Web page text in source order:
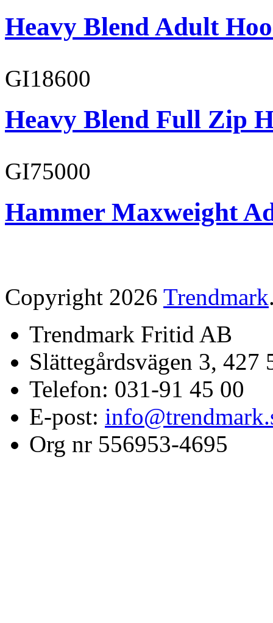
Heavy Blend Adult
GI18600
Heavy Blend Full Zip
GI75000
Hammer Maxweight
Copyright 2026 Trendmark
Trendmark Fritid AB
Slättegårdsvägen 3,
Telefon: 031-91 45 00
E-post:
Org nr 556953-4695